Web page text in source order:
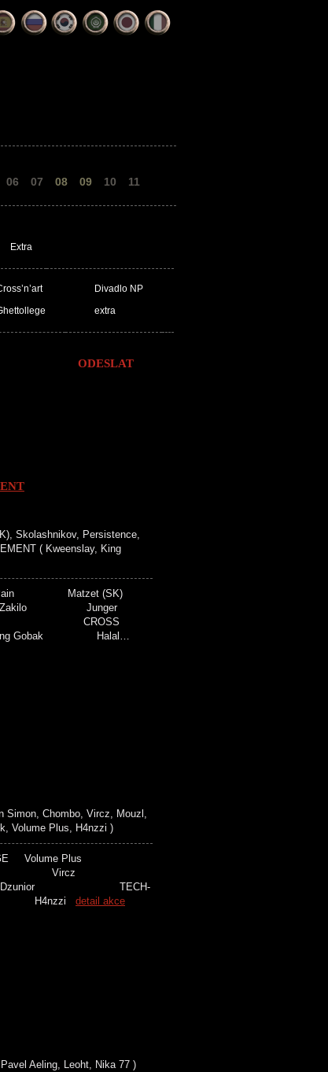
06 07 08 09 10 11
Extra
Divadlo NP
extra
Skolashnikov, Persistence,
( Kweenslay, King
Pain Matzet (SK)
Zakilo Junger
CROSS
Gobak Halal…
Simon, Chombo, Vircz, Mouzl,
Volume Plus, H4nzzi )
Volume Plus
Vircz
TECH-
H4nzzi detail akce
Aeling, Leoht, Nika 77 )